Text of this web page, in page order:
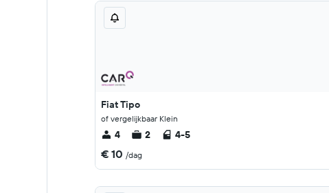
Fiat Tipo
of vergelijkbaar Klein
4 2 4-5
€ 10 /dag